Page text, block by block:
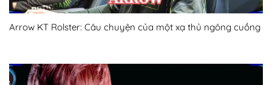
Arrow KT Rolster: Câu chuyện của một xạ thủ ngông cuồng